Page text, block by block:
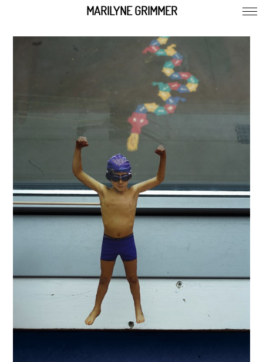
MARILYNE GRIMMER